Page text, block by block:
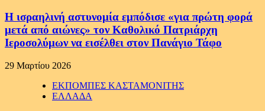
Η ισραηλινή αστυνομία εμπόδισε «για πρώτη φορά
μετά από αιώνες» τον Καθολικό Πατριάρχη
Ιεροσολύμων να εισέλθει στον Πανάγιο Τάφο
29 Μαρτίου 2026
ΕΚΠΟΜΠΕΣ ΚΑΣΤΑΜΟΝΙΤΗΣ
ΕΛΛΑΔΑ